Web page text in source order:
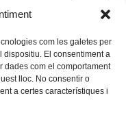
com les galetes per
dispositiu. El consentiment a
dades com el comportament
lloc. No consentir o
a certes característiques i